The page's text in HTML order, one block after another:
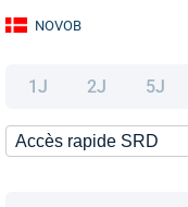
NOVOB
1J 2J 5J